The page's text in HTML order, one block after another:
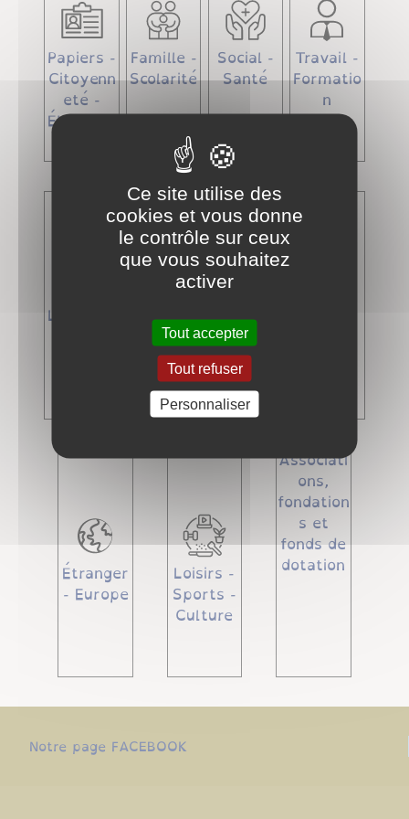
Papiers -
Citoyenn
eté -
Élections
Famille -
Scolarité
Social -
Santé
Travail -
Formatio
n
Logemen
Transpor
ts -
Mobilité
Argent -
Impôts -
Consom
mation
Étranger
- Europe
Loisirs -
Sports -
Culture
Associati
ons,
fondation
s et
fonds de
dotation
Notre page FACEBOOK
Ce site utilise des
cookies et vous donne
le contrôle sur ceux
que vous souhaitez
activer
Tout accepter
Tout refuser
Personnaliser